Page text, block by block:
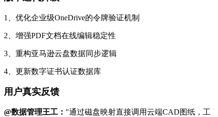
1、优化企业级OneDrive的令牌验证机制
2、增强PDF文档在线编辑稳定性
3、重构亚马逊云盘数据同步逻辑
4、更新数字证书认证数据库
用户真实反馈
@数据管理王工： "通过磁盘映射直接调用云端CAD图纸，工